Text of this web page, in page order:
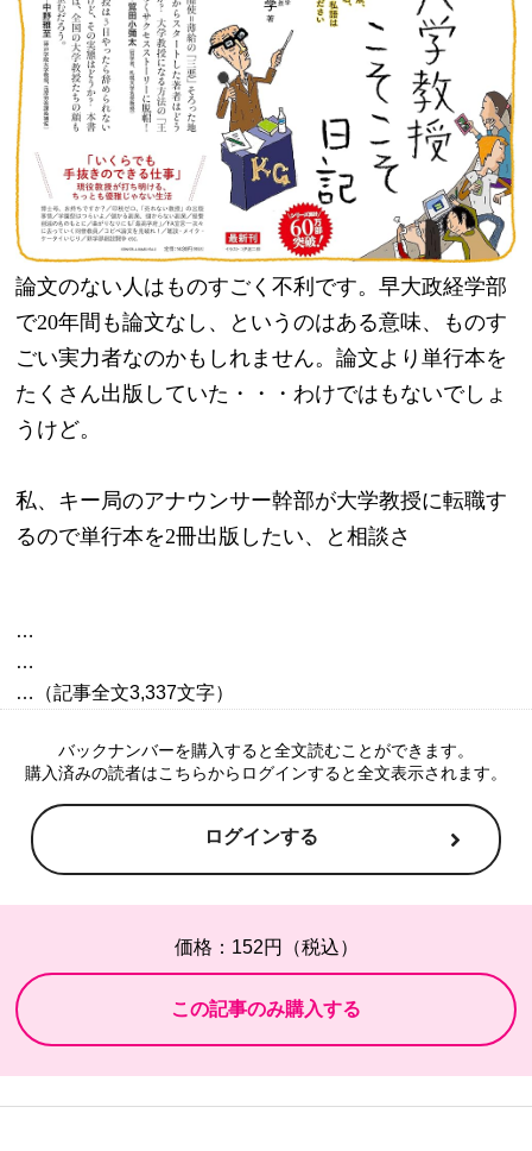
論文のない人はものすごく不利です。早大政経学部
で20年間も論文なし、というのはある意味、ものす
ごい実力者なのかもしれません。論文より単行本を
たくさん出版していた・・・わけではもないでしょ
うけど。
私、キー局のアナウンサー幹部が大学教授に転職す
るので単行本を2冊出版したい、と相談さ
…
…
バックナンバーを購入すると全文読むことができます。
購入済みの読者はこちらからログインすると全文表示されます。
ログインする
価格：152円（税込）